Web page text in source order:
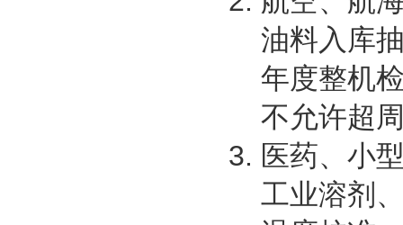
油料入库
年度整机
不允许超
医药、小
工业溶剂